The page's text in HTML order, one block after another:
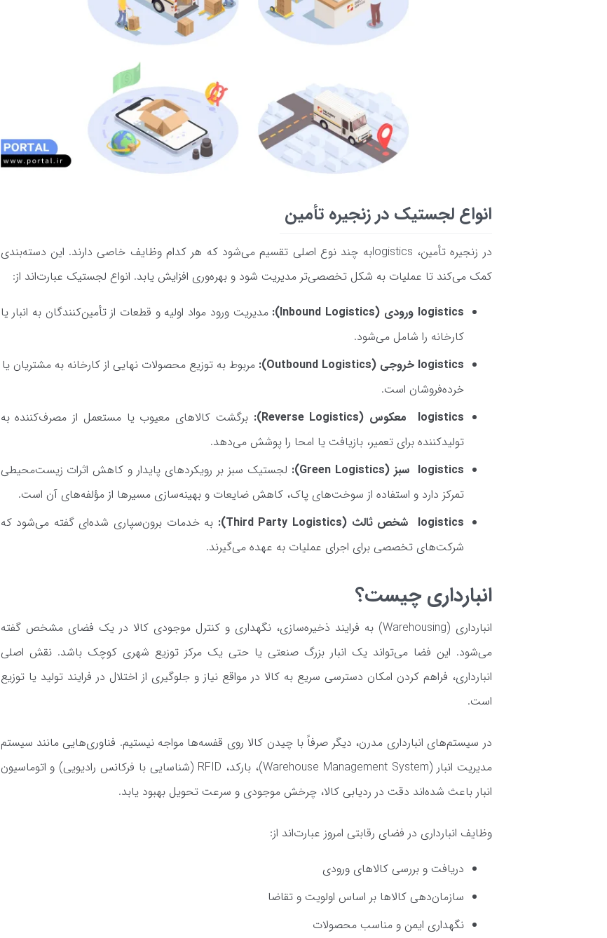
انواع لجستیک در زنجیره تأمین
در زنجیره تأمین، logisticsبه چند نوع اصلی تقسیم می‌شود که هر کدام وظایف خاصی دارند. این دسته‌بندی
کمک می‌کند تا عملیات به شکل تخصصی‌تر مدیریت شود و بهره‌وری افزایش یابد. انواع لجستیک عبارت‌اند از:
logistics ورودی (Inbound Logistics):
مدیریت ورود مواد اولیه و قطعات از تأمین‌کنندگان به انبار یا
کارخانه را شامل می‌شود.
logistics خروجی (Outbound Logistics):
مربوط به توزیع محصولات نهایی از کارخانه به مشتریان یا
خرده‌فروشان است.
logistics معکوس (Reverse Logistics):
برگشت کالاهای معیوب یا مستعمل از مصرف‌کننده به
تولیدکننده برای تعمیر، بازیافت یا امحا را پوشش می‌دهد.
logistics سبز (Green Logistics):
لجستیک سبز بر رویکردهای پایدار و کاهش اثرات زیست‌محیطی
تمرکز دارد و استفاده از سوخت‌های پاک، کاهش ضایعات و بهینه‌سازی مسیرها از مؤلفه‌های آن است.
logistics شخص ثالث (Third Party Logistics):
به خدمات برون‌سپاری شده‌ای گفته می‌شود که
شرکت‌های تخصصی برای اجرای عملیات به عهده می‌گیرند.
انبارداری چیست؟
انبارداری (Warehousing) به فرایند ذخیره‌سازی، نگهداری و کنترل موجودی کالا در یک فضای مشخص گفته
می‌شود. این فضا می‌تواند یک انبار بزرگ صنعتی یا حتی یک مرکز توزیع شهری کوچک باشد. نقش اصلی
انبارداری، فراهم کردن امکان دسترسی سریع به کالا در مواقع نیاز و جلوگیری از اختلال در فرایند تولید یا توزیع
است.
در سیستم‌های انبارداری مدرن، دیگر صرفاً با چیدن کالا روی قفسه‌ها مواجه نیستیم. فناوری‌هایی مانند سیستم
مدیریت انبار (Warehouse Management System)، بارکد، RFID (شناسایی با فرکانس رادیویی) و اتوماسیون
انبار باعث شده‌اند دقت در ردیابی کالا، چرخش موجودی و سرعت تحویل بهبود یابد.
وظایف انبارداری در فضای رقابتی امروز عبارت‌اند از:
دریافت و بررسی کالاهای ورودی
سازمان‌دهی کالاها بر اساس اولویت و تقاضا
نگهداری ایمن و مناسب محصولات